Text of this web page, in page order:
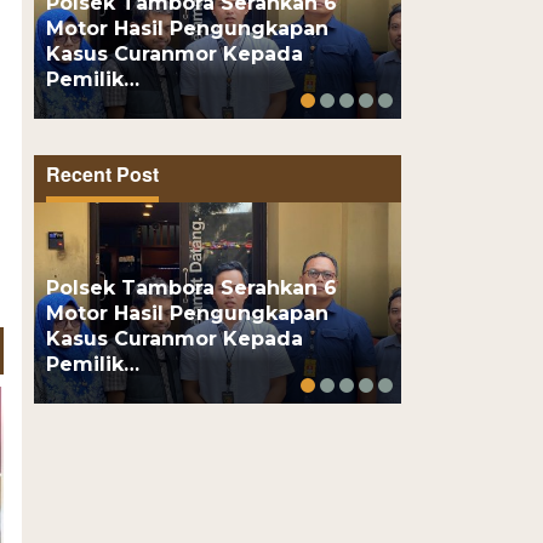
Motor Hasil Pengungkapan
Kasus Curanmor Kepada
Pemilik…
Recent Post
Polsek Tambora Serahkan 6
Motor Hasil Pengungkapan
Kasus Curanmor Kepada
Pemilik…